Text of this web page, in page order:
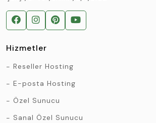
Hizmetler
Reseller Hosting
E-posta Hosting
Özel Sunucu
Sanal Özel Sunucu